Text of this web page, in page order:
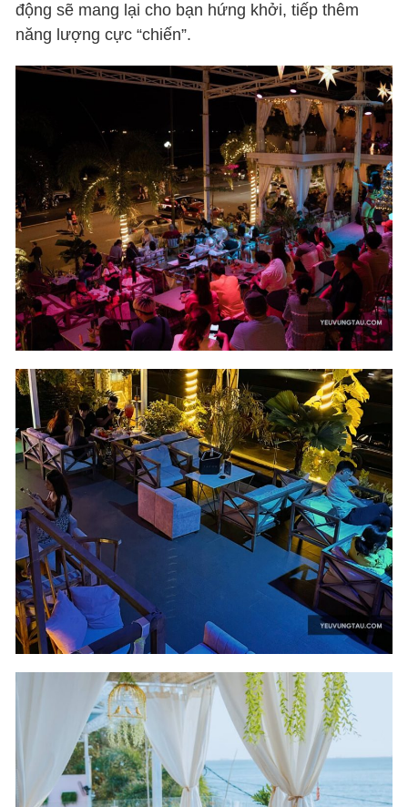
động sẽ mang lại cho bạn hứng khởi, tiếp thêm
năng lượng cực “chiến”.